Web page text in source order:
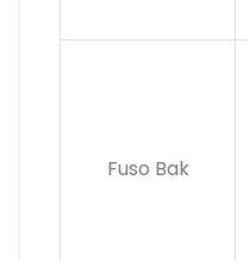
Fuso Bak